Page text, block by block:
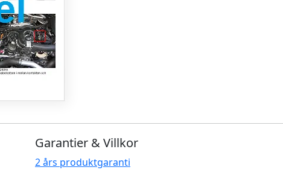
Garantier & Villkor
2 års produktgaranti